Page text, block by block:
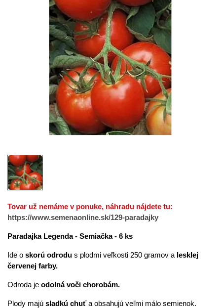
Tovar už nemáme v ponuke, náhradu nájdete tu:
https://www.semenaonline.sk/129-paradajky
Paradajka Legenda - Semiačka - 6 ks
Ide o skorú odrodu s plodmi veľkosti 250 gramov a lesklej
červenej farby.
Odroda je odolná voči chorobám.
Plody majú sladkú chuťa obsahujú veľmi málo semienok.